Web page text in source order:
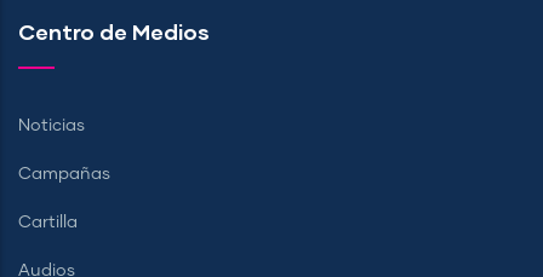
Centro de Medios
Noticias
Campañas
Cartilla
Audios